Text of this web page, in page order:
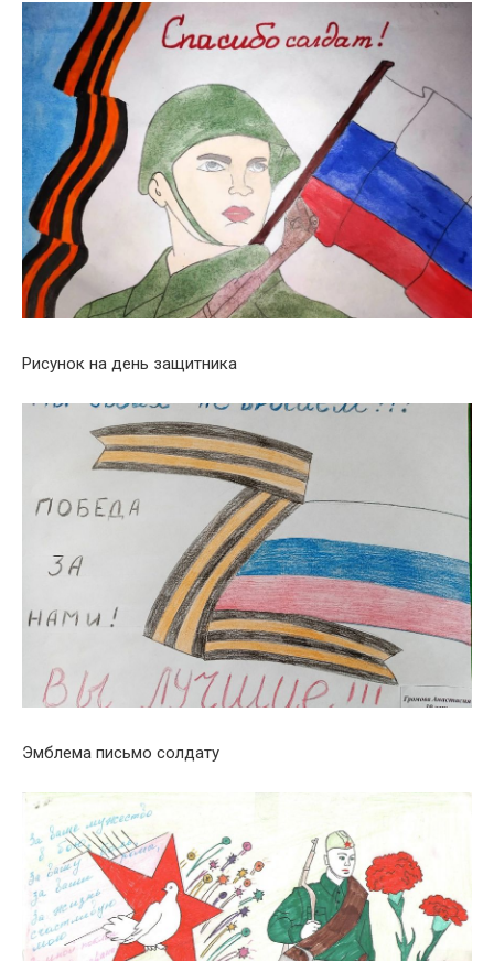
Рисунок на день защитника
Эмблема письмо солдату